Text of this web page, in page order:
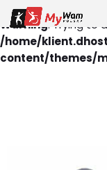
Warning: Trying to
/home/
content/themes/